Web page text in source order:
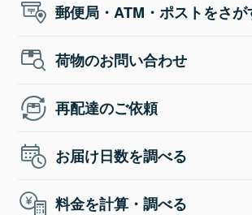
郵便局・ATM・ポストをさが
荷物のお問い合わせ
再配達のご依頼
お届け日数を調べる
料金を計算・調べる